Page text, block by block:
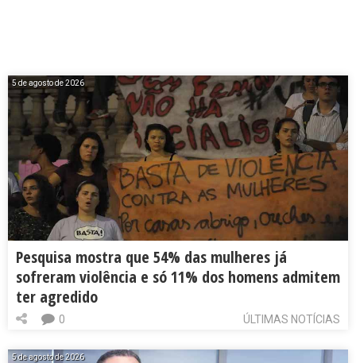
5 de agosto de 2026
Pesquisa mostra que 54% das mulheres já
sofreram violência e só 11% dos homens admitem
ter agredido
ÚLTIMAS NOTÍCIAS
0
5 de agosto de 2026